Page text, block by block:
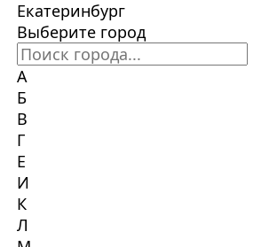
Екатеринбург
Выберите город
А
Б
В
Г
Е
И
К
Л